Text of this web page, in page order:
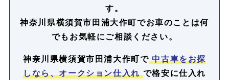
す。
神奈川県横須賀市田浦大作町でお車のことは何
でもお気軽にご相談ください。
神奈川県横須賀市田浦大作町で 中古車をお探
しなら、オークション仕入れ で格安に仕入れ